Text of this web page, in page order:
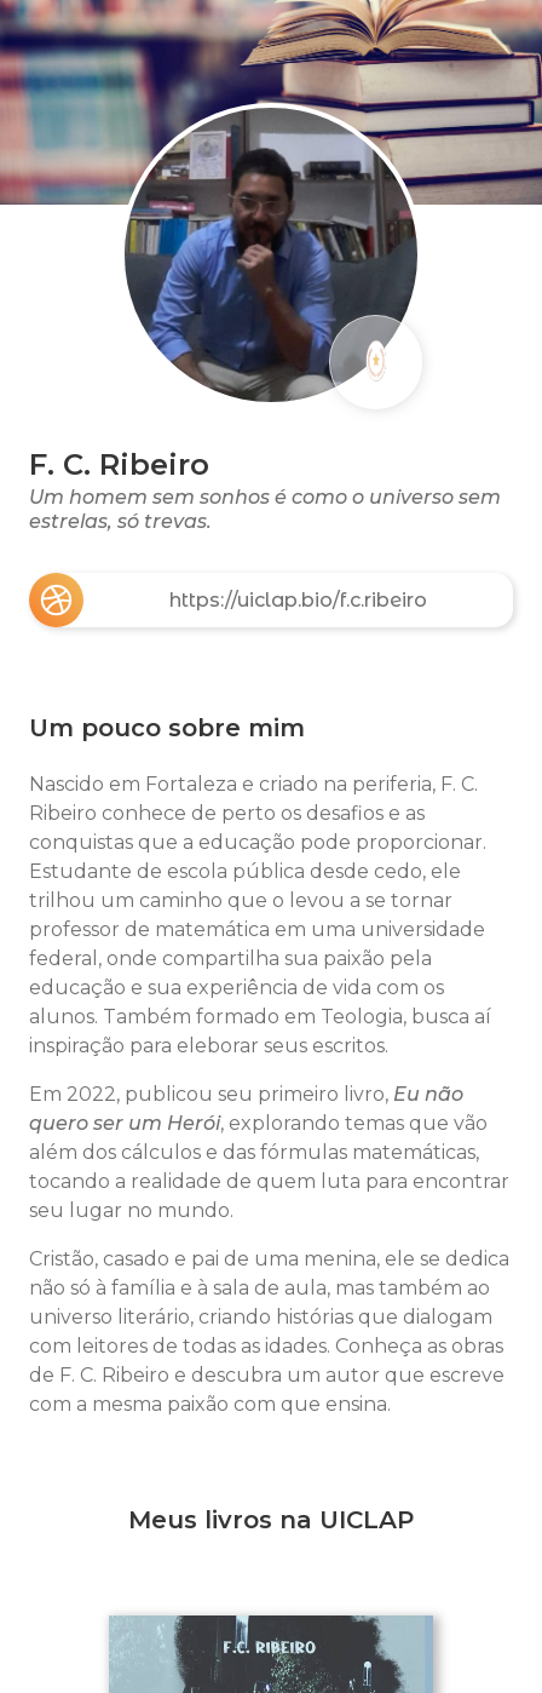
F. C. Ribeiro
Um homem sem sonhos é como o universo sem
estrelas, só trevas.
https://uiclap.bio/f.c.ribeiro
Um pouco sobre mim
Nascido em Fortaleza e criado na periferia, F. C.
Ribeiro conhece de perto os desafios e as
conquistas que a educação pode proporcionar.
Estudante de escola pública desde cedo, ele
trilhou um caminho que o levou a se tornar
professor de matemática em uma universidade
federal, onde compartilha sua paixão pela
educação e sua experiência de vida com os
alunos. Também formado em Teologia, busca aí
inspiração para eleborar seus escritos.
Em 2022, publicou seu primeiro livro, Eu não
quero ser um Herói, explorando temas que vão
além dos cálculos e das fórmulas matemáticas,
tocando a realidade de quem luta para encontrar
seu lugar no mundo.
Cristão, casado e pai de uma menina, ele se dedica
não só à família e à sala de aula, mas também ao
universo literário, criando histórias que dialogam
com leitores de todas as idades. Conheça as obras
de F. C. Ribeiro e descubra um autor que escreve
com a mesma paixão com que ensina.
Meus livros na UICLAP